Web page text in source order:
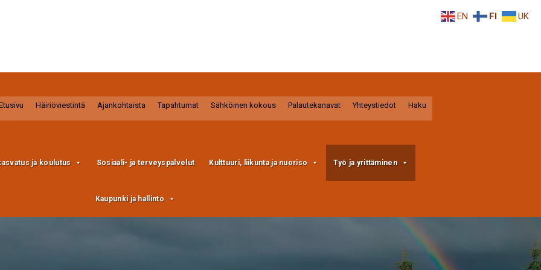
Häiriöviestintä Ajankohtaista Tapahtumat Sähköinen kokous Palautekanavat Yhteystiedot Haku
ja koulutus Sosiaali- ja terveyspalvelut Kulttuuri, liikunta ja nuoriso Työ ja yrittäminen
Kaupunki ja hallinto
EN FI UK